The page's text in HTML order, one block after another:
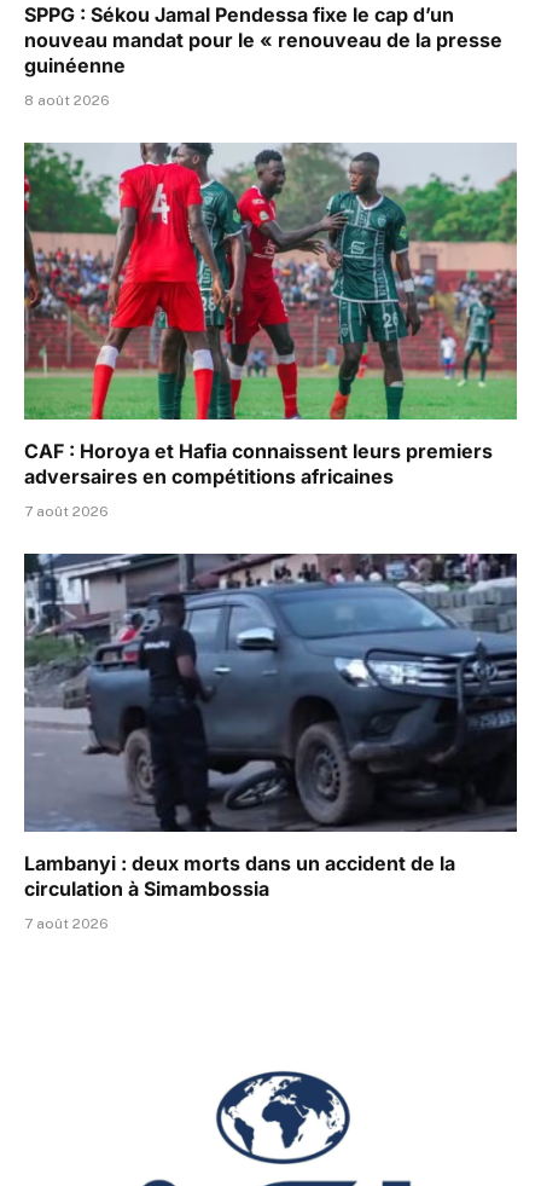
SPPG : Sékou Jamal Pendessa fixe le cap d’un
nouveau mandat pour le « renouveau de la presse
guinéenne
8 août 2026
CAF : Horoya et Hafia connaissent leurs premiers
adversaires en compétitions africaines
7 août 2026
Lambanyi : deux morts dans un accident de la
circulation à Simambossia
7 août 2026